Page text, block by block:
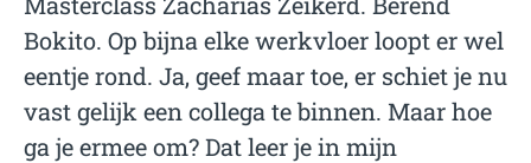
Bokito. Op bijna elke werkvloer loopt er wel
eentje rond. Ja, geef maar toe, er schiet je nu
vast gelijk een collega te binnen. Maar hoe
ga je ermee om? Dat leer je in mijn